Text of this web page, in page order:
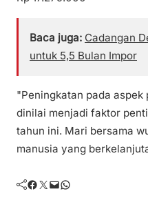
Baca juga: Cadangan
untuk 5,5 Bulan Impor
"Peningkatan pada
dinilai menjadi faktor
tahun ini. Mari bersama
manusia yang
Facebook Twitter Mail WhatsApp